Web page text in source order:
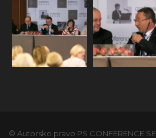
© Autorsko pravo PS CONFERENCE